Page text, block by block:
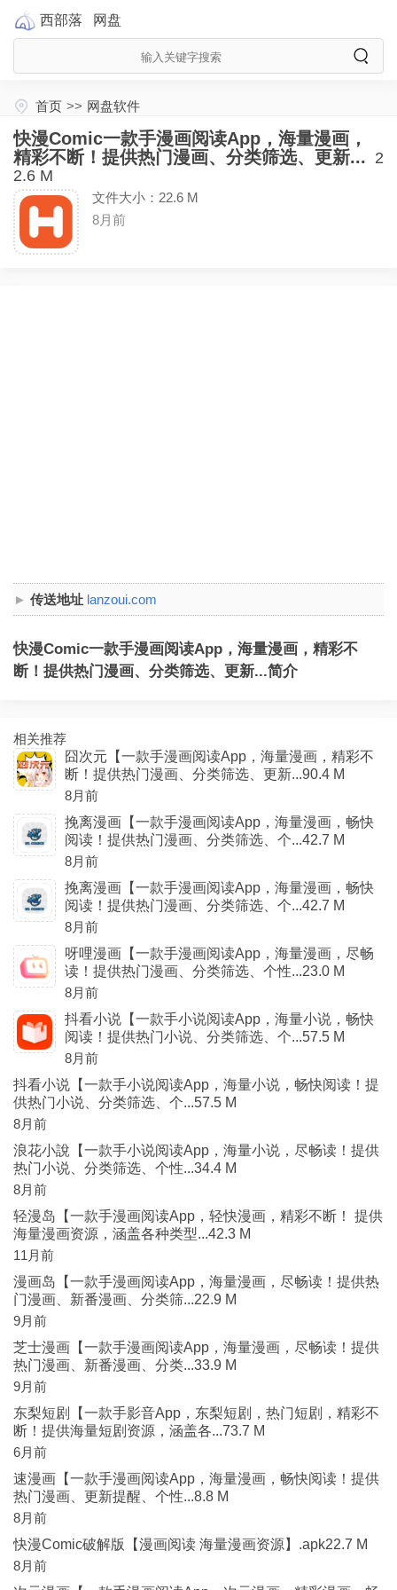
西部落 网盘
首页 >> 网盘软件
快漫Comic一款手漫画阅读App，海量漫画，
精彩不断！提供热门漫画、分类筛选、更新... 2
2.6 M
文件大小：22.6 M
8月前
传送地址 lanzoui.com
快漫Comic一款手漫画阅读App，海量漫画，精彩不
断！提供热门漫画、分类筛选、更新...简介
相关推荐
囧次元【一款手漫画阅读App，海量漫画，精彩不
断！提供热门漫画、分类筛选、更新...90.4 M
8月前
挽离漫画【一款手漫画阅读App，海量漫画，畅快
阅读！提供热门漫画、分类筛选、个...42.7 M
8月前
挽离漫画【一款手漫画阅读App，海量漫画，畅快
阅读！提供热门漫画、分类筛选、个...42.7 M
8月前
呀哩漫画【一款手漫画阅读App，海量漫画，尽畅
读！提供热门漫画、分类筛选、个性...23.0 M
8月前
抖看小说【一款手小说阅读App，海量小说，畅快
阅读！提供热门小说、分类筛选、个...57.5 M
8月前
抖看小说【一款手小说阅读App，海量小说，畅快阅读！提
供热门小说、分类筛选、个...57.5 M
8月前
浪花小說【一款手小说阅读App，海量小说，尽畅读！提供
热门小说、分类筛选、个性...34.4 M
8月前
轻漫岛【一款手漫画阅读App，轻快漫画，精彩不断！ 提供
海量漫画资源，涵盖各种类型...42.3 M
11月前
漫画岛【一款手漫画阅读App，海量漫画，尽畅读！提供热
门漫画、新番漫画、分类筛...22.9 M
9月前
芝士漫画【一款手漫画阅读App，海量漫画，尽畅读！提供
热门漫画、新番漫画、分类...33.9 M
9月前
东梨短剧【一款手影音App，东梨短剧，热门短剧，精彩不
断！提供海量短剧资源，涵盖各...73.7 M
6月前
速漫画【一款手漫画阅读App，海量漫画，畅快阅读！提供
热门漫画、更新提醒、个性...8.8 M
8月前
快漫Comic破解版【漫画阅读 海量漫画资源】.apk22.7 M
8月前